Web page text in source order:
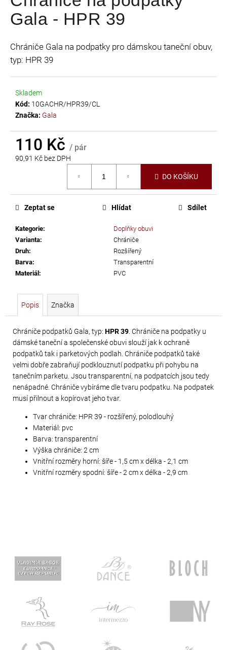
je
0,0
hvězdiček.
Gala - HPR 39
Chrániče Gala na podpatky pro dámskou taneční obuv,
typ: HPR 39
Skladem
Kód: 10GACHR/HPR39/CL
Značka: Gala
110 Kč / pár
90,91 Kč bez DPH
DO KOŠÍKU
Kategorie:
Doplňky obuvi
Varianta:
Chrániče
Druh:
Rozšířený
Barva:
Transparentní
Materiál: PVC
Zeptat se Hlídat Sdílet
Popis Značka
Chrániče podpatků Gala, typ: HPR 39 . Chrániče na podpatky u
dámské taneční a společenské obuvi slouží jak k ochraně
podpatků tak i parketových podlah. Chrániče podpatků také
velmi dobře zabraňují podklouznutí podpatku při pohybu na
tanečním parketu. Jsou transparentní, na podpatcích jsou tedy
nenápadné. Chrániče vybíráme dle tvaru podpatku. Na podpatek
musí přilnout a kopírovat jeho tvar.
Tvar chrániče: HPR 39 - rozšířený, polodlouhý
Materiál: pvc
Barva: transparentní
Výška chrániče: 2 cm
Vnitřní rozměry horní: šíře - 1,5 cm x délka - 2,1 cm
Vnitřní rozměry spodní: šíře - 2 cm x délka - 2,9 cm
a
j
t
?
D
o
č
u
e
m
SWAROVSKI
XIRIUS
NH
SS-
16
CRYSTAL